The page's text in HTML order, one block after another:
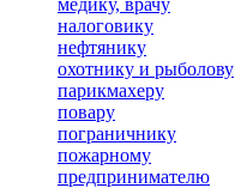
медику, врачу
налоговику
нефтянику
охотнику и рыболову
парикмахеру
повару
пограничнику
пожарному
предпринимателю